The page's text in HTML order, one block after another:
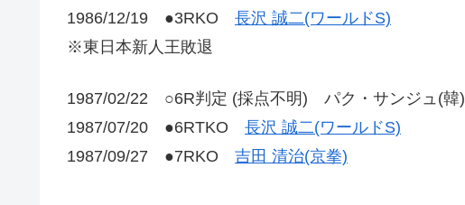
1986/12/19 ●3RKO 長沢 誠二(ワールドS)
※東日本新人王敗退
1987/02/22 ○6R判定 (採点不明) パク・サンジュ(韓)
1987/07/20 ●6RTKO 長沢 誠二(ワールドS)
1987/09/27 ●7RKO 吉田 清治(京拳)